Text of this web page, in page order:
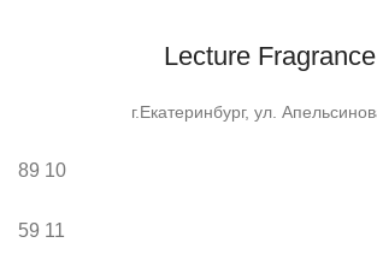
–
Lecture Fragrance
г.Екатеринбург, ул.
89 10
59 11